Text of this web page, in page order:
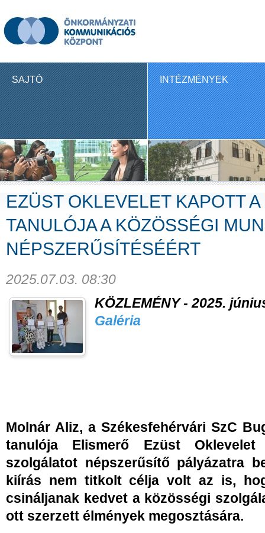
SAJTÓ INTÉZMÉNYEK
EZÜST OKLEVELET KAPOTT
TANULÓJA A KÖZÖSSÉGI
NÉPSZERŰSÍTÉSÉÉRT
2025.07.03. 08:30
KÖZLEMÉNY - 2025.
Galéria
Molnár Aliz, a Székesfehérvári SzC
tanulója Elismerő Ezüst
szolgálatot népszerűsítő pályázatra
kiírás nem titkolt célja volt az is,
csináljanak kedvet a közösségi
ott szerzett élmények megosztására.